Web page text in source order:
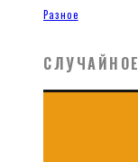
Разное
СЛУЧАЙНОЕ